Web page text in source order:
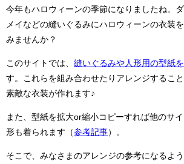
今年もハロウィーンの季節になりましたね。
メイなどの縫いぐるみにハロウィーンの衣装
みませんか？
このサイトでは、 縫いぐるみや人形用の型紙
す。これらを組み合わせたりアレンジするこ
素敵な衣装が作れます♪
また、型紙を拡大or縮小コピーすれば他のサ
形も着られます（参考記事）。
そこで、みなさまのアレンジの参考になるよ